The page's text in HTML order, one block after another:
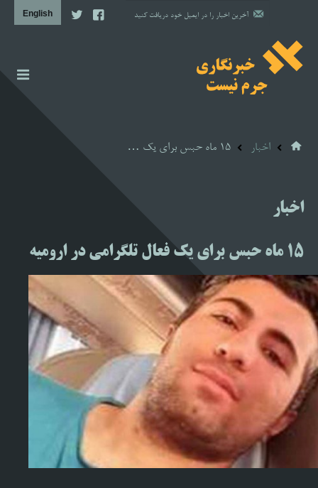
گزارش
مشاوره حقوقی
آن سوی خبر
پروژه‌ها
اخبار 15 ماه حبس برای یک …
اخبار
15 ماه حبس برای یک فعال تلگرامی در ارومیه